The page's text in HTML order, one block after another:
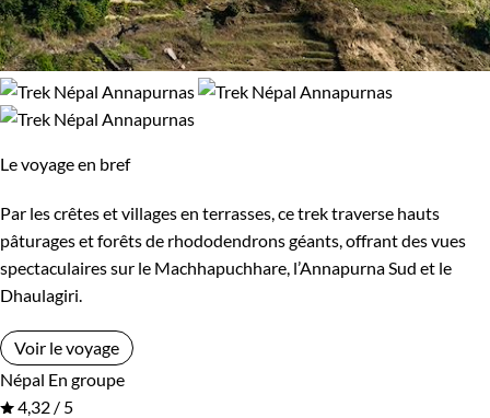
Le voyage en bref
Par les crêtes et villages en terrasses, ce trek traverse hauts
pâturages et forêts de rhododendrons géants, offrant des vues
spectaculaires sur le Machhapuchhare, l’Annapurna Sud et le
Dhaulagiri.
Voir le voyage
Népal En groupe
4,32 / 5